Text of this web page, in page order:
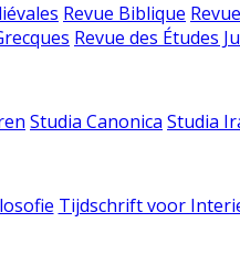
Revue Biblique
Revue des Études
Studia Canonica Studia
Tijdschrift voor